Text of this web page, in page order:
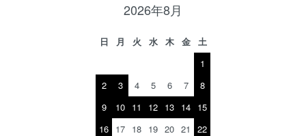
2026年8月
日 月 火 水 木 金
土
1
2
3 4 5 6 7
8
9
10 11 12 13 14 15
16 17 18 19 20 21
22